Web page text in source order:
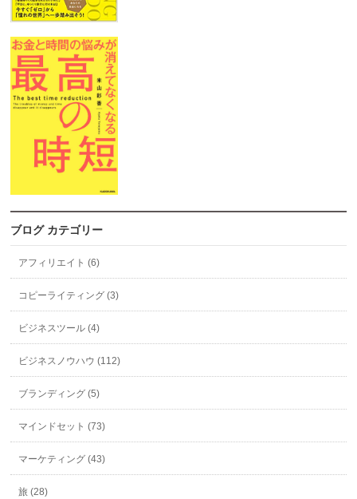
ブログ カテゴリー
アフィリエイト (6)
コピーライティング (3)
ビジネスツール (4)
ビジネスノウハウ (112)
ブランディング (5)
マインドセット (73)
マーケティング (43)
旅 (28)